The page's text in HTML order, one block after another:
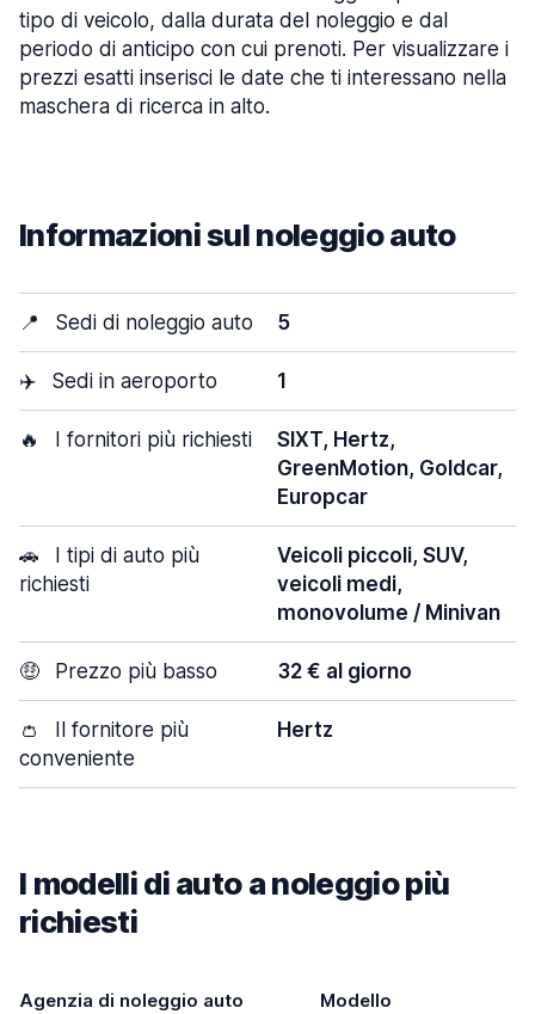
tipo di veicolo, dalla durata del noleggio e dal
periodo di anticipo con cui prenoti. Per visualizzare i
prezzi esatti inserisci le date che ti interessano nella
maschera di ricerca in alto.
Informazioni sul noleggio auto
📍 Sedi di noleggio auto 5
✈️ Sedi in aeroporto 1
🔥 I fornitori più richiesti
SIXT, Hertz,
GreenMotion, Goldcar,
Europcar
🚗
I tipi di auto più
richiesti
Veicoli piccoli, SUV,
veicoli medi,
monovolume / Minivan
🤑 Prezzo più basso 32 € al giorno
👛
Il fornitore più
conveniente
Hertz
I modelli di auto a noleggio più
richiesti
Agenzia di noleggio auto Modello